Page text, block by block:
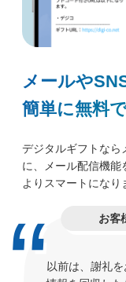
メールや
簡単に無料
デジタルギフトなら
に、メール配信機
よりスマートになり
お客
以前は、謝礼